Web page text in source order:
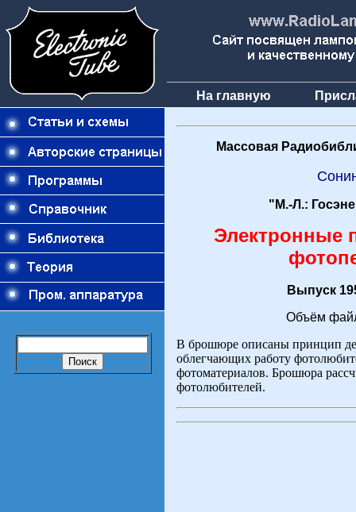
На главную
Массовая
"М.-Л.:
Электронные
Выпуск
Объём
В брошюре описаны принцип
облегчающих работу
фотоматериалов. Брошюра
фотолюбителей.